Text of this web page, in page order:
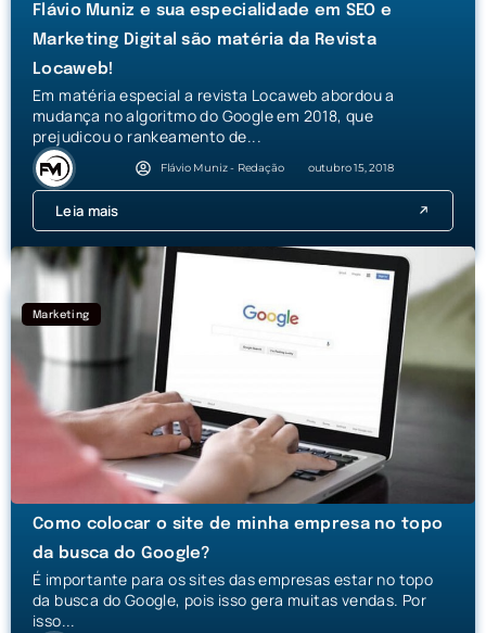
Flávio Muniz e sua especialidade em SEO e
Marketing Digital são matéria da Revista
Locaweb!
Em matéria especial a revista Locaweb abordou a
mudança no algoritmo do Google em 2018, que
prejudicou o rankeamento de...
Flávio Muniz - Redação outubro 15, 2018
Leia mais
Marketing
Como colocar o site de minha empresa no topo
da busca do Google?
É importante para os sites das empresas estar no topo
da busca do Google, pois isso gera muitas vendas. Por
isso...